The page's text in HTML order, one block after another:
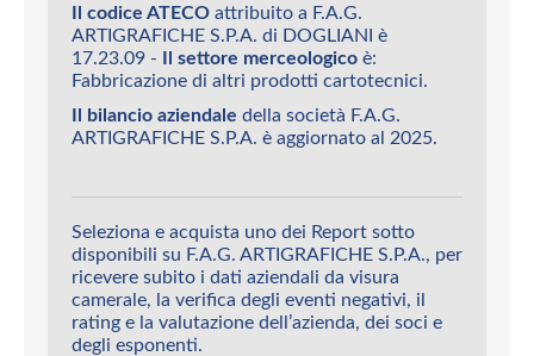
Il codice ATECO attribuito a F.A.G.
ARTIGRAFICHE S.P.A. di DOGLIANI è
17.23.09 - Il settore merceologico è:
Fabbricazione di altri prodotti cartotecnici.
Il bilancio aziendale della società F.A.G.
ARTIGRAFICHE S.P.A. è aggiornato al 2025.
Seleziona e acquista uno dei Report sotto
disponibili su F.A.G. ARTIGRAFICHE S.P.A., per
ricevere subito i dati aziendali da visura
camerale, la verifica degli eventi negativi, il
rating e la valutazione dell’azienda, dei soci e
degli esponenti.